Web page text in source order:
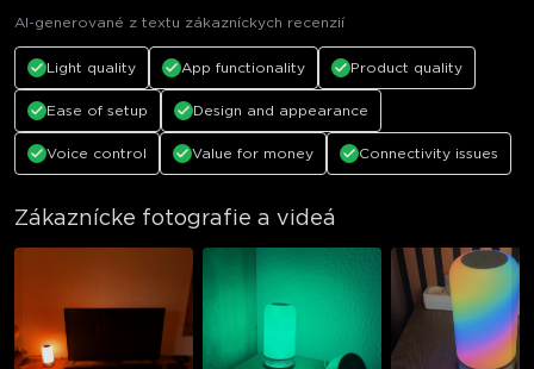
AI-generované z textu zákazníckych recenzií
Light quality App functionality Product quality
Ease of setup Design and appearance
Voice control Value for money Connectivity issues
Zákaznícke fotografie a videá